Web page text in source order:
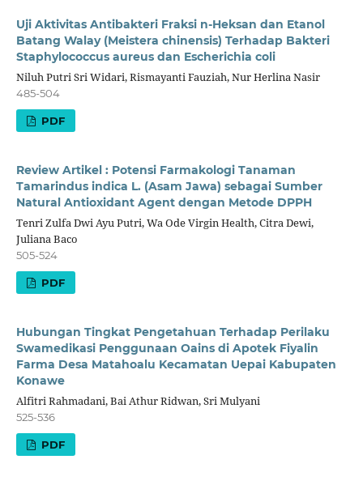
Uji Aktivitas Antibakteri Fraksi n-Heksan dan Etanol
Batang Walay (Meistera chinensis) Terhadap Bakteri
Staphylococcus aureus dan Escherichia coli
Niluh Putri Sri Widari, Rismayanti Fauziah, Nur Herlina Nasir
485-504
PDF
Review Artikel : Potensi Farmakologi Tanaman
Tamarindus indica L. (Asam Jawa) sebagai Sumber
Natural Antioxidant Agent dengan Metode DPPH
Tenri Zulfa Dwi Ayu Putri, Wa Ode Virgin Health, Citra Dewi,
Juliana Baco
505-524
PDF
Hubungan Tingkat Pengetahuan Terhadap Perilaku
Swamedikasi Penggunaan Oains di Apotek Fiyalin
Farma Desa Matahoalu Kecamatan Uepai Kabupaten
Konawe
Alfitri Rahmadani, Bai Athur Ridwan, Sri Mulyani
525-536
PDF